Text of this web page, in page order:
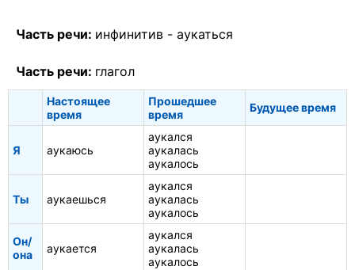
Часть речи: инфинитив - аукаться
Часть речи: глагол
Настоящее
время
Прошедшее
время
Будущее время
Я аукаюсь
аукался
аукалась
аукалось
Ты аукаешься
аукался
аукалась
аукалось
Он/
она
аукается
аукался
аукалась
аукалось